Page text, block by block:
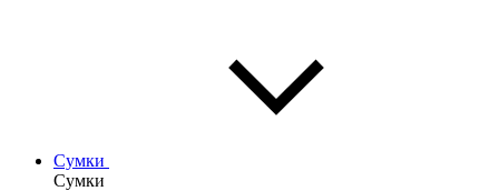
Сумки
Сумки